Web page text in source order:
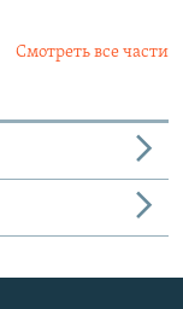
Смотреть все части